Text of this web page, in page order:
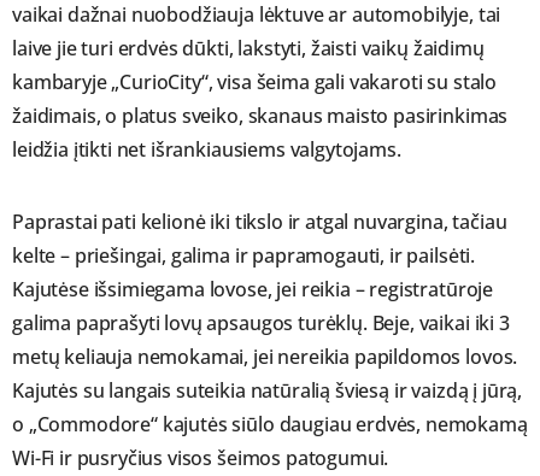
vaikai dažnai nuobodžiauja lėktuve ar automobilyje, tai
laive jie turi erdvės dūkti, lakstyti, žaisti vaikų žaidimų
kambaryje „CurioCity“, visa šeima gali vakaroti su stalo
žaidimais, o platus sveiko, skanaus maisto pasirinkimas
leidžia įtikti net išrankiausiems valgytojams.
Paprastai pati kelionė iki tikslo ir atgal nuvargina, tačiau
kelte – priešingai, galima ir papramogauti, ir pailsėti.
Kajutėse išsimiegama lovose, jei reikia – registratūroje
galima paprašyti lovų apsaugos turėklų. Beje, vaikai iki 3
metų keliauja nemokamai, jei nereikia papildomos lovos.
Kajutės su langais suteikia natūralią šviesą ir vaizdą į jūrą,
o „Commodore“ kajutės siūlo daugiau erdvės, nemokamą
Wi-Fi ir pusryčius visos šeimos patogumui.